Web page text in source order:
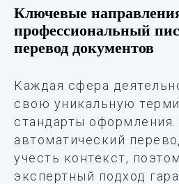
Ключевые
профессиональный
перевод документов
Каждая сфера
свою уникальную
стандарты
автоматический
учесть контекст,
экспертный подход